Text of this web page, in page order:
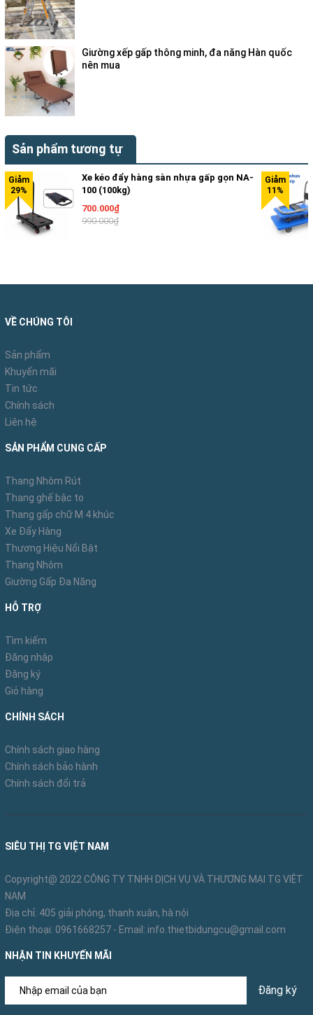
Xe đẩy hàng 4 bánh sàn nhựa
bằng sắt sơn tĩnh điện gập xuống được rất phù hợp
trong gia đình, văn phòng, kho…
(xe có thể có chi tiết thay đổi mà không báo trước)
Xe được thiết kế với tải trọng lên đến 200-250kg nên
bạn có thể dễ dàng di chuyển mọi vặt nặng, kết hợp
được kéo đi sẽ luôn giữ được thăng bằng, không bị
xô lệch.
Xe có mặt sàn bằng nhựa có khả năng ma sát cao,
kích thước mặt sàn rộng nên để được nhiều hàng
hóa hơn.
Bánh nhựa với đường kính 12.5cm giúp khả năng
chống dầu tốt hơn bánh cao su.
Giường xếp gấp thông minh, đa năng Hàn quốc
nên mua
Sản phẩm tương tự
Xe kéo đẩy hàng sàn nhựa gấp gọn NA-
100 (100kg)
700.000₫
990.000₫
VỀ CHÚNG TÔI
Sản phẩm
Khuyến mãi
Tin tức
Chính sách
Liên hệ
SẢN PHẨM CUNG CẤP
Thang Nhôm Rút
Thang ghế bậc to
Thang gấp chữ M 4 khúc
Xe Đẩy Hàng
Thương Hiệu Nổi Bật
Thang Nhôm
Giường Gấp Đa Năng
HỖ TRỢ
Tìm kiếm
Đăng nhập
Đăng ký
Giỏ hàng
CHÍNH SÁCH
Chính sách giao hàng
Chính sách bảo hành
Chính sách đổi trả
SIÊU THỊ TG VIỆT NAM
Copyright@ 2022 CÔNG TY TNHH DỊCH VỤ VÀ THƯƠNG MẠI TG VIỆT
NAM
Địa chỉ: 405 giải phóng, thanh xuân, hà nội
Điện thoại: 0961668257 - Email: info.thietbidungcu@gmail.com
NHẬN TIN KHUYẾN MÃI
Đăng ký